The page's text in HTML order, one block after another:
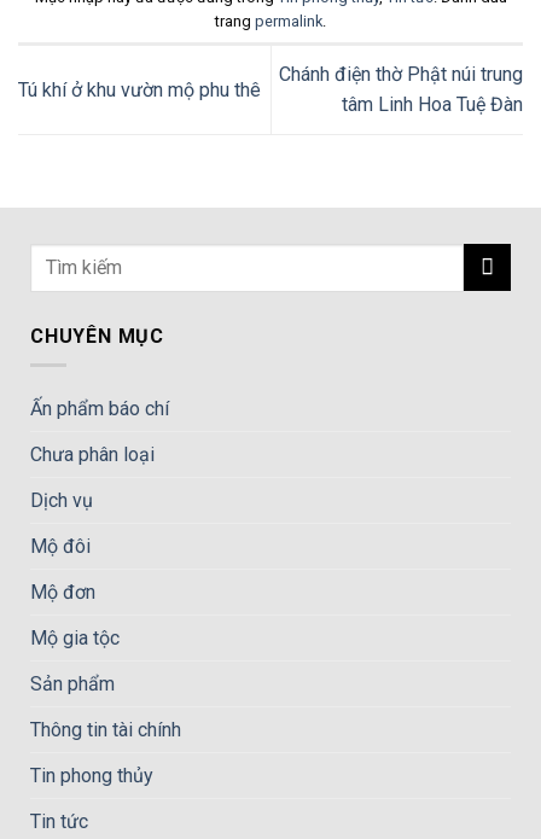
trang permalink
Tú khí ở khu vườn mộ phu thê
Chánh điện thờ Phật núi trung
tâm Linh Hoa Tuệ Đàn
CHUYÊN MỤC
Ấn phẩm báo chí
Chưa phân loại
Dịch vụ
Mộ đôi
Mộ đơn
Mộ gia tộc
Sản phẩm
Thông tin tài chính
Tin phong thủy
Tin tức